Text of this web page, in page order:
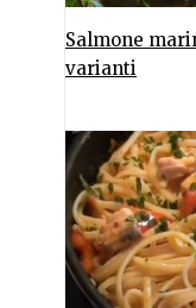
Salmone
varianti